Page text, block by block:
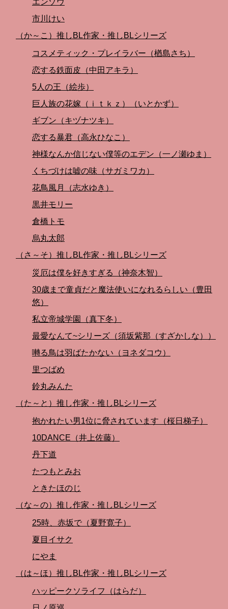
市川けい
（か～こ）推しBL作家・推しBLシリーズ
コスメティック・プレイラバー（楢島さち）
恋する鉄面皮（中田アキラ）
5人の王（絵歩）
巨人族の花嫁（ｉｔｋｚ）（いとかず）
ギブン（キヅナツキ）
恋する暴君（高永ひなこ）
神様なんか信じない僕等のエデン（一ノ瀬ゆま）
くちづけは嘘の味（サガミワカ）
花鳥風月（志水ゆき）
黒井モリー
倉橋トモ
烏丸太郎
（さ～そ）推しBL作家・推しBLシリーズ
災厄は僕を好きすぎる（神奈木智）
30歳まで童貞だと魔法使いになれるらしい（豊田
悠）
私立帝城学園（真下冬）
最愛なんて~シリーズ（須坂紫那（すざかしな））
囀る鳥は羽ばたかない（ヨネダコウ）
里つばめ
鈴丸みんた
（た～と）推し作家・推しBLシリーズ
抱かれたい男1位に脅されています（桜日梯子）
10DANCE（井上佐藤）
丹下道
たつもとみお
ときたほのじ
（な～の）推し作家・推しBLシリーズ
25時、赤坂で（夏野寛子）
夏目イサク
にやま
（は～ほ）推しBL作家・推しBLシリーズ
ハッピークソライフ（はらだ）